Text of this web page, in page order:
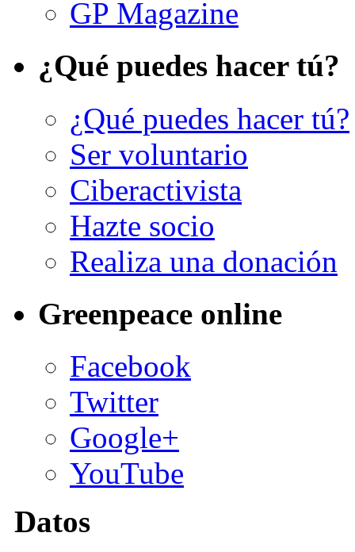
GP Magazine
¿Qué puedes hacer tú?
¿Qué puedes hacer tú?
Ser voluntario
Ciberactivista
Hazte socio
Realiza una donación
Greenpeace online
Facebook
Twitter
Google+
YouTube
Datos